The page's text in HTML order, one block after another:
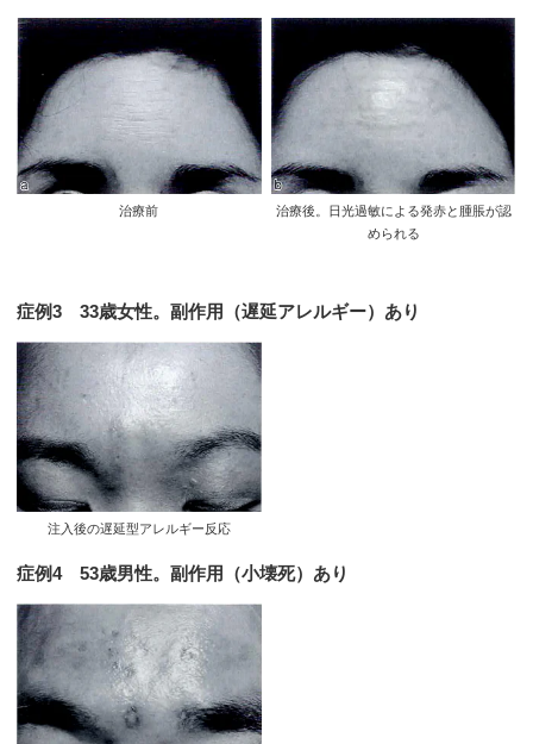
治療前
治療後。日光過敏による発赤と腫脹が認
められる
症例3 33歳女性。副作用（遅延アレルギー）あり
注入後の遅延型アレルギー反応
症例4 53歳男性。副作用（小壊死）あり